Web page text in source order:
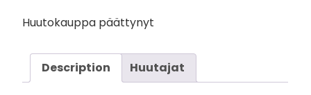
Huutokauppa päättynyt
Description Huutajat